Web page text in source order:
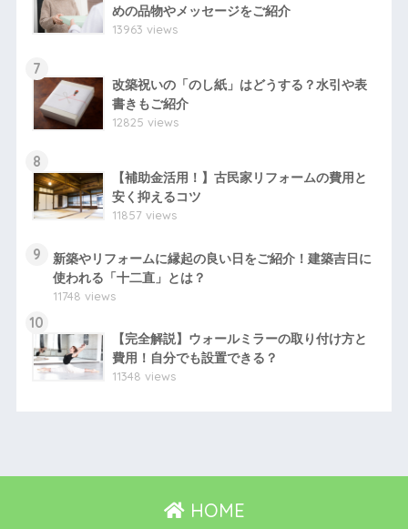
めの品物やメッセージをご紹介
13963 views
7
改築祝いの「のし紙」はどうする？水引や表
書きもご紹介
12825 views
8
【補助金活用！】古民家リフォームの費用と
安く抑えるコツ
11857 views
9
新築やリフォームに縁起の良い日をご紹介！建築吉日に
使われる「十二直」とは？
11748 views
10
【完全解説】ウォールミラーの取り付け方と
費用！自分でも設置できる？
11348 views
HOME